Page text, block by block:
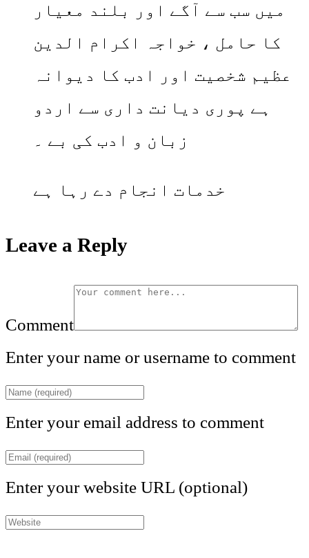
میں سب سے آگے اور بلند معیار
کا حامل ، خواجہ اکرام الدین
عظیم شخصیت اور ادب کا دیوانہ
ہے پوری دیانت داری سے اردو
زبان و ادب کی بے ۔
خدمات انجام دے رہا ہے
Leave a Reply
Comment
Enter your name or username to comment
Enter your email address to comment
Enter your website URL (optional)